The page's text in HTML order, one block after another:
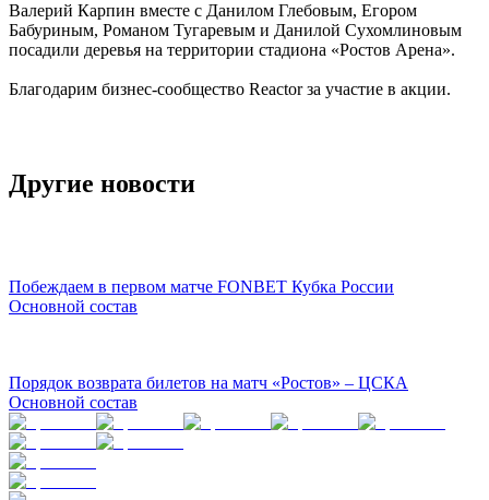
Валерий Карпин вместе с Данилом Глебовым, Егором
Бабуриным, Романом Тугаревым и Данилой Сухомлиновым
посадили деревья на территории стадиона «Ростов Арена».
Благодарим бизнес-сообщество Reactor за участие в акции.
Другие новости
Побеждаем в первом матче FONBET Кубка России
Основной состав
Порядок возврата билетов на матч «Ростов» – ЦСКА
Основной состав